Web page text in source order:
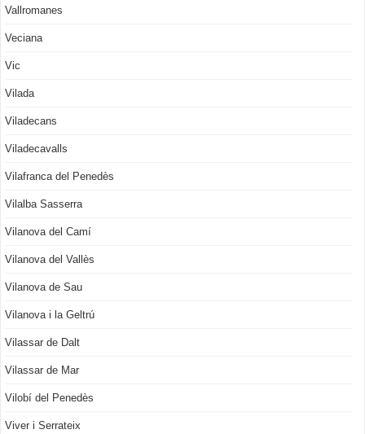
Vallromanes
Veciana
Vic
Vilada
Viladecans
Viladecavalls
Vilafranca del Penedès
Vilalba Sasserra
Vilanova del Camí
Vilanova del Vallès
Vilanova de Sau
Vilanova i la Geltrú
Vilassar de Dalt
Vilassar de Mar
Vilobí del Penedès
Viver i Serrateix